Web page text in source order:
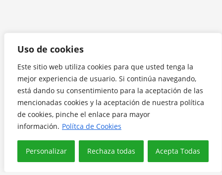
Uso de cookies
Este sitio web utiliza cookies para que usted tenga la
mejor experiencia de usuario. Si continúa navegando,
está dando su consentimiento para la aceptación de las
mencionadas cookies y la aceptación de nuestra política
de cookies, pinche el enlace para mayor
información. Polítca de Cookies
Personalizar Rechaza todas Acepta Todas